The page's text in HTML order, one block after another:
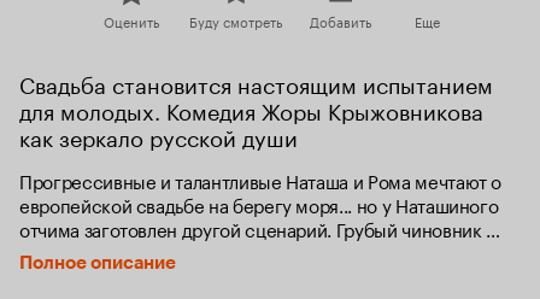
Оценить Буду смотреть Добавить Еще
Свадьба становится настоящим испытанием
для молодых. Комедия Жоры Крыжовникова
как зеркало русской души
Прогрессивные и талантливые Наташа и Рома мечтают о
европейской свадьбе на берегу моря... но у Наташиного
отчима заготовлен другой сценарий. Грубый чиновник
городской администрации рассматривает торжество как
трамплин для собственной карьеры и стремится устроить
Полное описание